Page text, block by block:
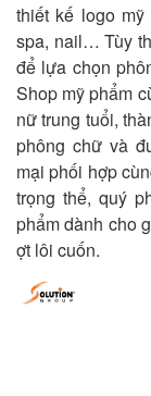
thiết kế logo mỹ
spa, nail… Tùy
để lựa chọn
Shop mỹ phẩm
nữ trung tuổi,
phông chữ và
mại phối hợp
trọng thể, quý
phẩm dành cho
ợt lôi cuốn.